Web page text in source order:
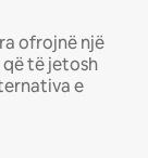
ofrojnë një
të jetosh
e